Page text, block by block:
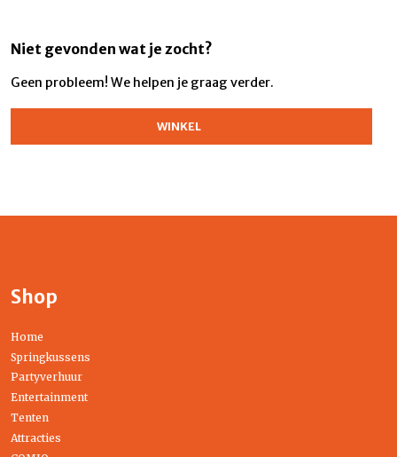
Niet gevonden wat je zocht?
Geen probleem! We helpen je graag verder.
WINKEL
Shop
Home
Springkussens
Partyverhuur
Entertainment
Tenten
Attracties